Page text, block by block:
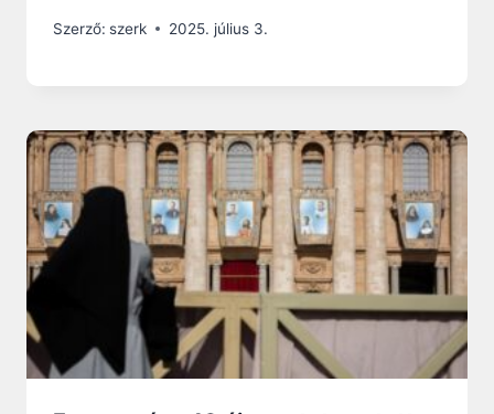
Szerző: szerk 2025. július 3.